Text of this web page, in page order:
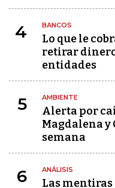
4 BANCOS
Lo que le
retirar
entidades
5 AMBIENTE
Alerta por
Magdalena y
semana
6 ANÁLISIS
Las mentiras